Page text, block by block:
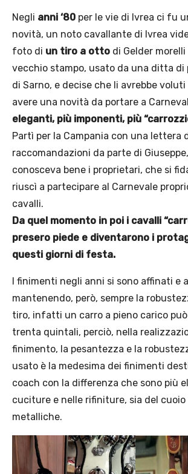
Negli anni ‘80 per le vie di Ivrea ci fu
novità, un noto cavallante di Ivrea
foto di un tiro a otto di Gelder
vecchio stampo, usato da una ditta di
di Sarno, e decise che li avrebbe
avere una novità da portare a
eleganti, più imponenti, più
Partì per la Campania con una lettera
raccomandazioni da parte di
conosceva bene i proprietari, che si
riuscì a partecipare al Carnevale
cavalli.
Da quel momento in poi i cavalli
presero piede e diventarono i
questi giorni di festa.
I finimenti negli anni si sono affinati e
mantenendo, però, sempre la
tiro, infatti un carro a pieno carico può
trenta quintali, perciò, nella
finimento, la pesantezza e la
usato è la medesima dei finimenti
coach con la differenza che sono più
cuciture e nelle rifiniture, sia del
metalliche.